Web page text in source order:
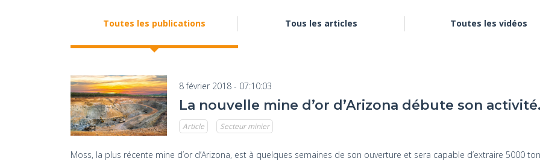
Toutes les publications Tous les articles Toutes les vidéos
8 février 2018 - 07:10:03
La nouvelle mine d’or d’Arizona débute son
Article Secteur minier
Moss, la plus récente mine d’or d’Arizona, est à quelques semaines de son ouverture et sera capable d’extraire 5000